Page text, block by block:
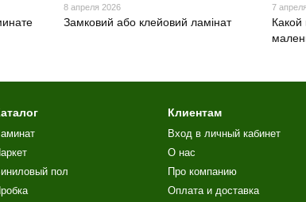
8 апреля 2026
Замковий або клейовий ламінат
7
Какой
пол
Клиентам
Вход в личный кабинет
О нас
Про компанию
Оплата и доставка